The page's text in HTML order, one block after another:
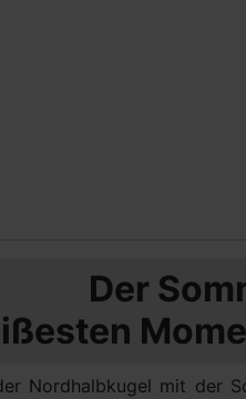
Der
Nordhalbkugel mit der